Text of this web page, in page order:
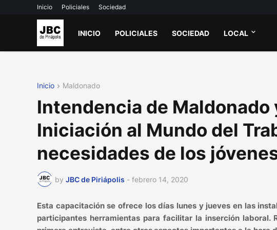
Inicio Policiales Sociedad
INICIO POLICIALES SOCIEDAD LOCAL
Inicio Maldonado
Intendencia de
Iniciación al Mundo del
necesidades de los
by JBC de Piriápolis - febrero 14, 2020
Esta capacitación se ofrece los días lunes y jueves en las
participantes herramientas para facilitar la inserción